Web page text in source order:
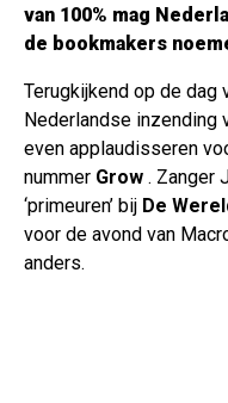
van 100% mag
de bookmakers
Terugkijkend op de dag
Nederlandse inzending
even applaudisseren
nummer Grow . Zanger
‘primeuren’ bij De
voor de avond van
anders.